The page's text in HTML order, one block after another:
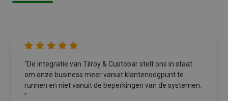
“De integratie van Tilroy & Custobar stelt ons in staat
om onze business meer vanuit klantenoogpunt te
runnen en niet vanuit de beperkingen van de systemen.
”